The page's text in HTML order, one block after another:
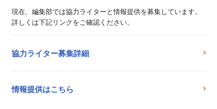
現在、編集部では協力ライターと情報提供を募集しています。
詳しくは下記リンクをご確認ください。
協力ライター募集詳細
情報提供はこちら